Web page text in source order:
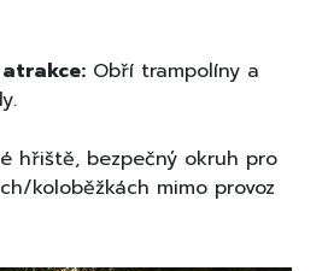
Obří trampolíny a
hřiště, bezpečný okruh pro
koloběžkách mimo provoz